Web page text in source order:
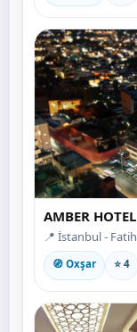
AMBER HOTEL
📍 İstanbul -
🧭 Oxşar ⭐ 4